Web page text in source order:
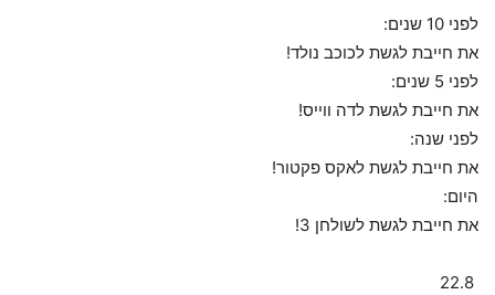
לפני 10 שנים:
את חייבת לגשת לכוכב נולד!
לפני 5 שנים:
את חייבת לגשת לדה ווייס!
לפני שנה:
את חייבת לגשת לאקס פקטור!
היום:
את חייבת לגשת לשולחן 3!